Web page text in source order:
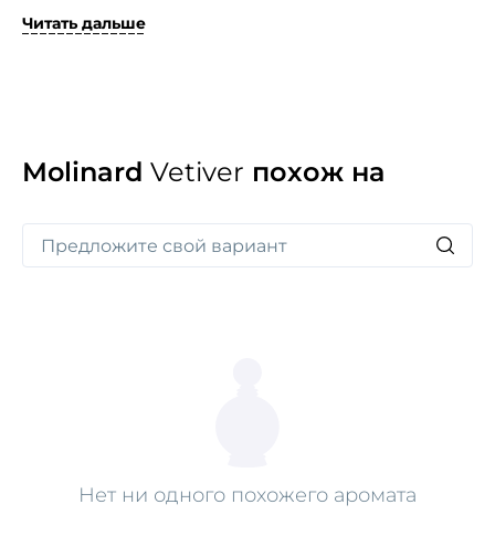
современных женщин, желающих выразить себя
и достижений, который станет идеальным «эфирным
аксессуаром» к любому образу, подчеркивая вашу
Читать дальше
Molinard Vetiver похож на
Нет ни одного похожего аромата